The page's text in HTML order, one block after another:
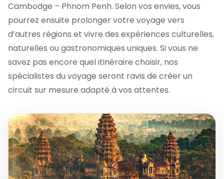
Cambodge – Phnom Penh. Selon vos envies, vous
pourrez ensuite prolonger votre voyage vers
d’autres régions et vivre des expériences culturelles,
naturelles ou gastronomiques uniques. Si vous ne
savez pas encore quel itinéraire choisir, nos
spécialistes du voyage seront ravis de créer un
circuit sur mesure adapté à vos attentes.